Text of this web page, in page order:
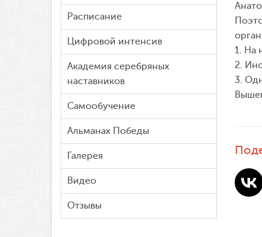
Расписание
Цифровой интенсив
Академия серебряных
наставников
Самообучение
Альманах Победы
Галерея
Видео
Отзывы
1. На
2.
3.